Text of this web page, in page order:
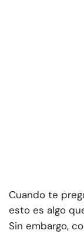
Cuando te
esto es algo
Sin embargo,